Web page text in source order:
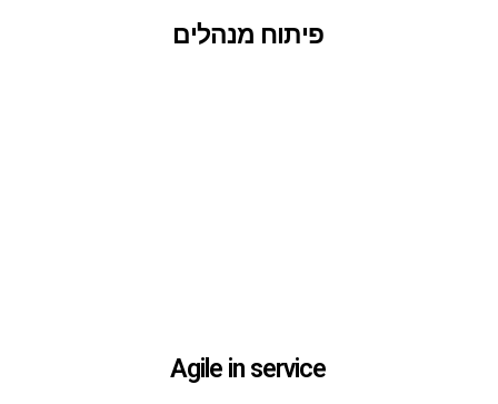
פיתוח מנהלים
פיתוח מנהלים
Agile in service
Agile in service